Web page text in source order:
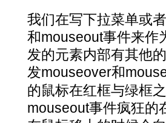
我们在写下拉菜单或
和mouseout事件来作
发的元素内部有其他
发mouseover和
的鼠标在红框与绿框
mouseout事件疯狂的